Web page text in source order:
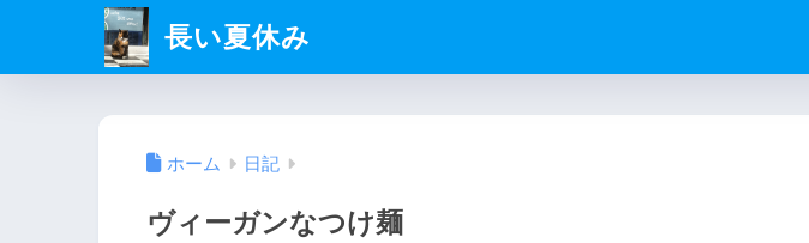
長い夏休み
ホーム 日記
ヴィーガンなつけ麺